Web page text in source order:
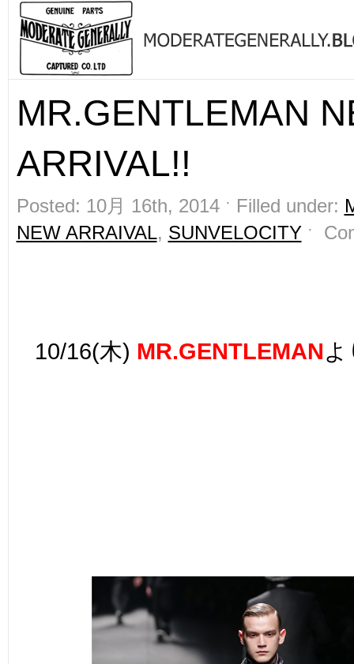
MR.GENTLEMAN
ARRIVAL!!
Posted: 10月 16th, 2014 ˑ Filled under:
NEW ARRAIVAL, SUNVELOCITYˑ
10/16(木) MR.GENTLEMAN